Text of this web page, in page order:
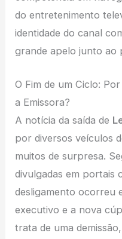
do entretenimento
identidade do canal
grande apelo junto ao
O Fim de um Ciclo:
a Emissora?
A notícia da saída de
por diversos veículos
muitos de surpresa.
divulgadas em portais
desligamento ocorreu
executivo e a nova
trata de uma